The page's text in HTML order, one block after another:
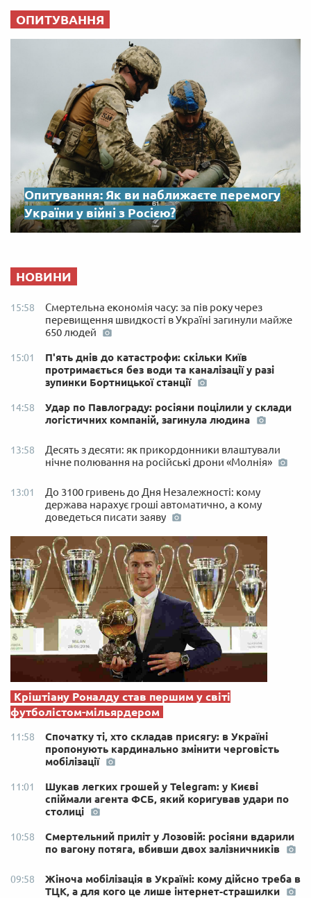
ОПИТУВАННЯ
Опитування: Як ви наближаєте перемогу
України у війні з Росією?
НОВИНИ
15:58
Смертельна економія часу: за пів року через
перевищення швидкості в Україні загинули майже
650 людей
15:01
П'ять днів до катастрофи: скільки Київ
протримається без води та каналізації у разі
зупинки Бортницької станції
14:58
Удар по Павлограду: росіяни поцілили у склади
логістичних компаній, загинула людина
13:58
Десять з десяти: як прикордонники влаштували
нічне полювання на російські дрони «Молнія»
13:01
До 3100 гривень до Дня Незалежності: кому
держава нарахує гроші автоматично, а кому
доведеться писати заяву
Кріштіану Роналду став першим у світі
футболістом-мільярдером
11:58
Спочатку ті, хто складав присягу: в Україні
пропонують кардинально змінити черговість
мобілізації
11:01
Шукав легких грошей у Telegram: у Києві
спіймали агента ФСБ, який коригував удари по
столиці
10:58
Смертельний приліт у Лозовій: росіяни вдарили
по вагону потяга, вбивши двох залізничників
09:58
Жіноча мобілізація в Україні: кому дійсно треба в
ТЦК, а для кого це лише інтернет-страшилки